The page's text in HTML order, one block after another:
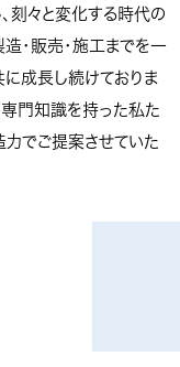
刻々と変化する時代の
・販売・施工までを一
成長し続けており ま
門知識を持った私た
力でご提案させていた